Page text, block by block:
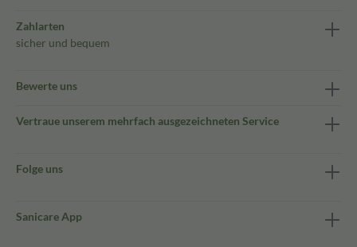
Zahlarten
sicher und bequem
Bewerte uns
Vertraue unserem mehrfach ausgezeichneten Service
Folge uns
Sanicare App